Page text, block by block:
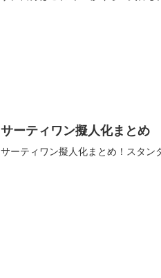
サーティワン擬人化まとめ
サーティワン擬人化まとめ！スタ